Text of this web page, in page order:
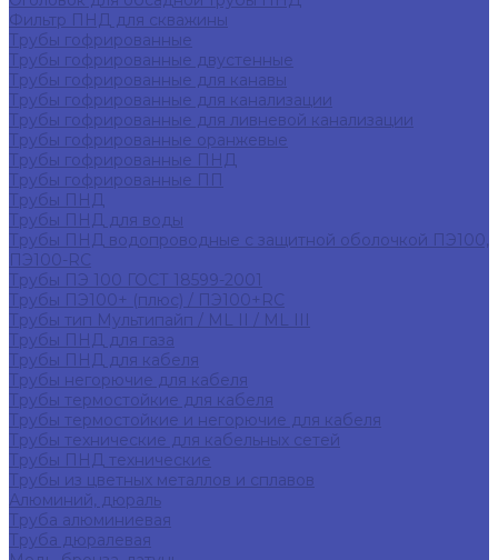
Фильтр ПНД для скважины
Трубы гофрированные
Трубы гофрированные двустенные
Трубы гофрированные для канавы
Трубы гофрированные для канализации
Трубы гофрированные для ливневой канализации
Трубы гофрированные оранжевые
Трубы гофрированные ПНД
Трубы гофрированные ПП
Трубы ПНД
Трубы ПНД для воды
Трубы ПНД водопроводные с защитной оболочкой ПЭ100,
ПЭ100-RC
Трубы ПЭ 100 ГОСТ 18599-2001
Трубы ПЭ100+ (плюс) / ПЭ100+RC
Трубы тип Мультипайп / ML II / ML III
Трубы ПНД для газа
Трубы ПНД для кабеля
Трубы негорючие для кабеля
Трубы термостойкие для кабеля
Трубы термостойкие и негорючие для кабеля
Трубы технические для кабельных сетей
Трубы ПНД технические
Трубы из цветных металлов и сплавов
Алюминий, дюраль
Труба алюминиевая
Труба дюралевая